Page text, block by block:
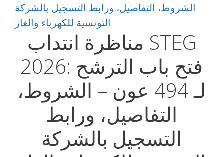
الشروط، التفاصيل، ورابط التسجيل بالشركة
التونسية للكهرباء والغاز
مناظرة انتداب STEG
2026: فتح باب الترشح
لـ 494 عون – الشروط،
التفاصيل، ورابط
التسجيل بالشركة